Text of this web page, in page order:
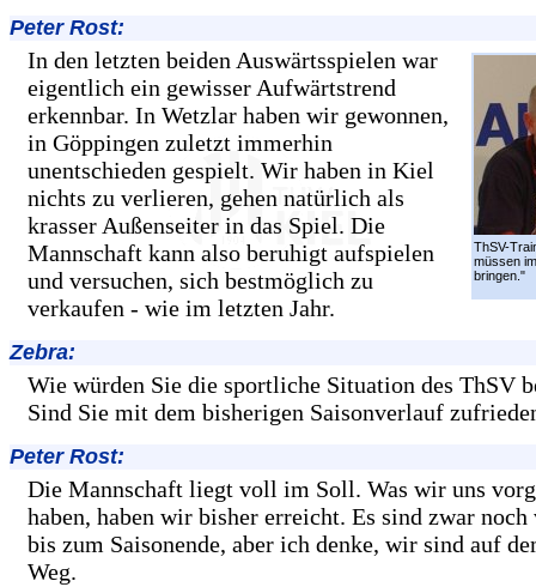
Peter Rost:
ThSV-
müssen
bringen."
In den letzten beiden Auswärtsspielen war
eigentlich ein gewisser Aufwärtstrend
erkennbar. In Wetzlar haben wir gewonnen,
in Göppingen zuletzt immerhin
unentschieden gespielt. Wir haben in Kiel
nichts zu verlieren, gehen natürlich als
krasser Außenseiter in das Spiel. Die
Mannschaft kann also beruhigt aufspielen
und versuchen, sich bestmöglich zu
verkaufen - wie im letzten Jahr.
Zebra:
Wie würden Sie die sportliche Situation des ThSV
Sind Sie mit dem bisherigen Saisonverlauf
Peter Rost:
Die Mannschaft liegt voll im Soll. Was wir uns
haben, haben wir bisher erreicht. Es sind zwar
bis zum Saisonende, aber ich denke, wir sind auf
Weg.